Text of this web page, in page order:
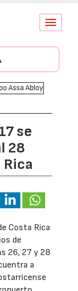
Conmutar
se
28
Costa Rica
de
26, 27 y 28
a